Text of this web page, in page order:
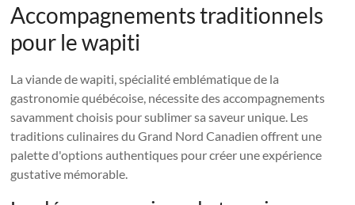
Accompagnements traditionnels
pour le wapiti
La viande de wapiti, spécialité emblématique de la
gastronomie québécoise, nécessite des accompagnements
savamment choisis pour sublimer sa saveur unique. Les
traditions culinaires du Grand Nord Canadien offrent une
palette d'options authentiques pour créer une expérience
gustative mémorable.